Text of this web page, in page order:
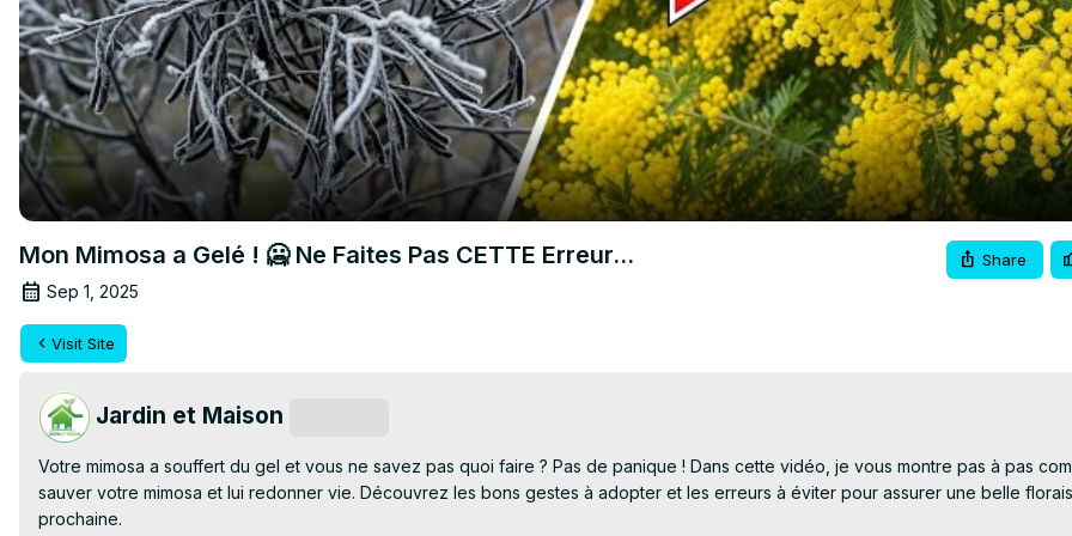
Mon Mimosa a Gelé ! 🥶 Ne Faites Pas CETTE Erreur...
Sep 1, 2025
Share
Visit Site
Jardin et Maison
Votre mimosa a souffert du gel et vous ne savez pas quoi faire ? Pas de panique ! Dans cette vidéo, je vous montre pas à pas
sauver votre mimosa et lui redonner vie. Découvrez les bons gestes à adopter et les erreurs à éviter pour assurer une belle
prochaine.